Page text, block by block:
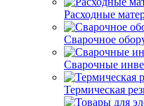
Расходные
Сварочное
Сварочные
Термическая